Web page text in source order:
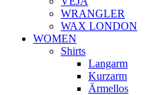
WRANGLER
WAX LONDON
WOMEN
Shirts
Langarm
Kurzarm
Ärmellos